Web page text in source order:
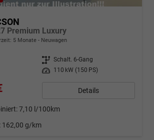
Premium Luxury
5 Monate Neuwagen
Getriebe Schalt. 6-Gang
Leistung 110 kW (150 PS)
Details
7,10 l/100km
162,00 g/km